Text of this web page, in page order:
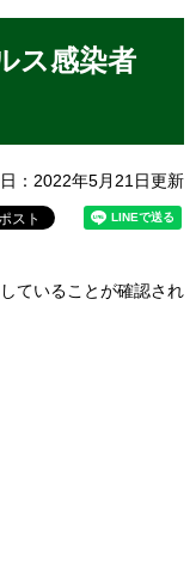
ス感染者
：2022年5月21日更新
ていることが確認され